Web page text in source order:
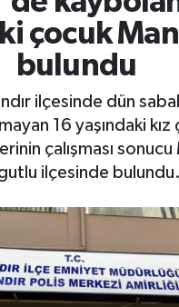
çocuk
bulundu
ilçesinde dün
16 yaşındaki
çalışması sonucu
ilçesinde bulundu.